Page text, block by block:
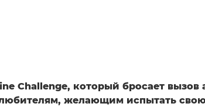
Challenge, который бросает
желающим испытать свою